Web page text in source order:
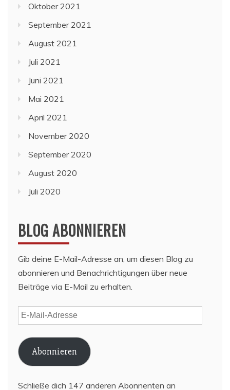
Oktober 2021
September 2021
August 2021
Juli 2021
Juni 2021
Mai 2021
April 2021
November 2020
September 2020
August 2020
Juli 2020
BLOG ABONNIEREN
Gib deine E-Mail-Adresse an, um diesen Blog zu
abonnieren und Benachrichtigungen über neue
Beiträge via E-Mail zu erhalten.
E-
Mail-
Adresse
Abonnieren
Schließe dich 147 anderen Abonnenten an